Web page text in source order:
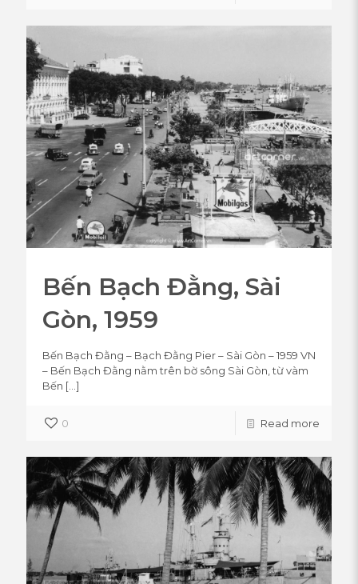
Bến Bạch Đằng, Sài
Gòn, 1959
Bến Bạch Đằng – Bạch Đằng Pier – Sài Gòn – 1959 VN
– Bến Bạch Đằng nằm trên bờ sông Sài Gòn, từ vàm
Bến […]
0 Read more